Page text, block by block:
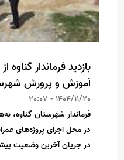
بازدید فرماندار
آموزش و پرورش
1404/11/20 - 20:07
فرماندار شهرستان گناوه،
در محل اجرای پروژه‌های
در جریان آخرین وضعیت